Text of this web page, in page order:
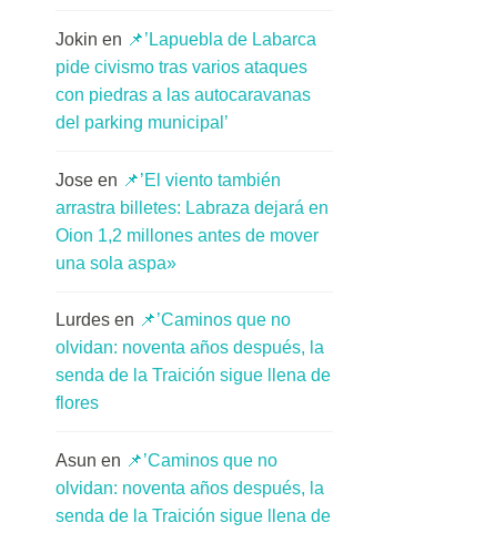
Jokin en 📌’Lapuebla de Labarca
pide civismo tras varios ataques
con piedras a las autocaravanas
del parking municipal’
Jose en 📌’El viento también
arrastra billetes: Labraza dejará en
Oion 1,2 millones antes de mover
una sola aspa»
Lurdes en 📌’Caminos que no
olvidan: noventa años después, la
senda de la Traición sigue llena de
flores
Asun en 📌’Caminos que no
olvidan: noventa años después, la
senda de la Traición sigue llena de